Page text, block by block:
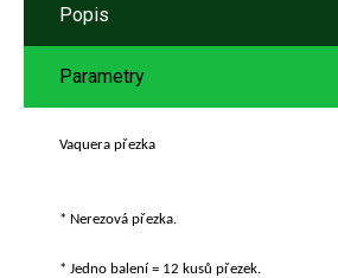
Popis
Parametry
Vaquera přezka
* Nerezová přezka.
* Jedno balení = 12 kusů přezek.